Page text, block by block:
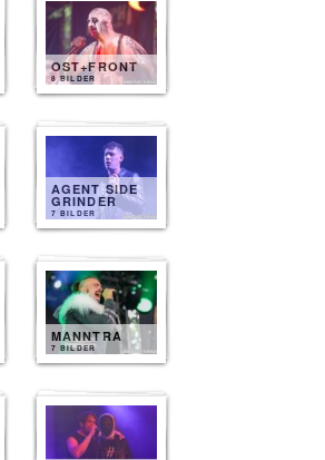
OST+FRONT
8 BILDER
AGENT SIDE
GRINDER
7 BILDER
MANNTRA
7 BILDER